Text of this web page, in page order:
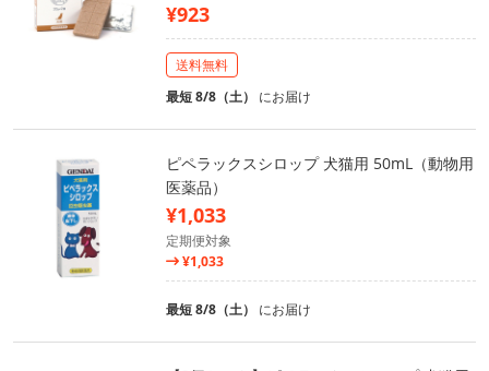
¥923
送料無料
最短 8/8（土） にお届け
ピペラックスシロップ 犬猫用 50mL（動物用
医薬品）
¥1,033
定期便対象
¥1,033
最短 8/8（土） にお届け